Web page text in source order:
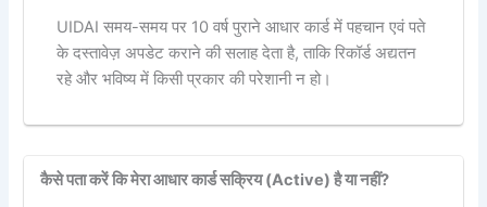
UIDAI समय-समय पर 10 वर्ष पुराने आधार कार्ड में पहचान एवं पते
के दस्तावेज़ अपडेट कराने की सलाह देता है, ताकि रिकॉर्ड अद्यतन
रहे और भविष्य में किसी प्रकार की परेशानी न हो।
कैसे पता करें कि मेरा आधार कार्ड सक्रिय (Active) है या नहीं?